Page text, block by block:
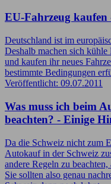
EU-Fahrzeug kaufen
Deutschland ist im
Deshalb machen sich kühle
und kaufen ihr neues
bestimmte Bedingungen
Veröffentlicht: 09.07.2011
Was muss ich beim
beachten? - Einige
Da die Schweiz nicht zum
Autokauf in der Schweiz
andere Regeln zu
Sie sollten also genau